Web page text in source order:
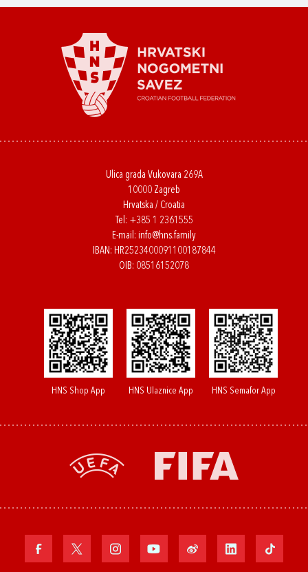
Ulica grada Vukovara 269A
10000 Zagreb
Hrvatska / Croatia
Tel: +385 1 2361555
E-mail: info@hns.family
IBAN: HR2523400091100187844
OIB: 08516152078
HNS Shop App HNS Ulaznice App HNS Semafor App